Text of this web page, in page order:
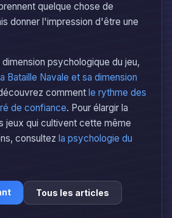
quelque chose de
donner l'impression d'être une
psychologique du jeu,
Bataille Navale et sa dimension
comment le rythme des
de confiance. Pour élargir la
jeux qui cultivent cette même
consultez la psychologie du
Tous les articles